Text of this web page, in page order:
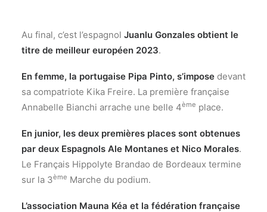
Au final, c’est l’espagnol Juanlu Gonzales obtient le
titre de meilleur européen 2023.
En femme, la portugaise Pipa Pinto, s’impose devant
sa compatriote Kika Freire. La première française
Annabelle Bianchi arrache une belle 4ème place.
En junior, les deux premières places sont obtenues
par deux Espagnols Ale Montanes et Nico Morales.
Le Français Hippolyte Brandao de Bordeaux termine
sur la 3ème Marche du podium.
L’association Mauna Kéa et la fédération française